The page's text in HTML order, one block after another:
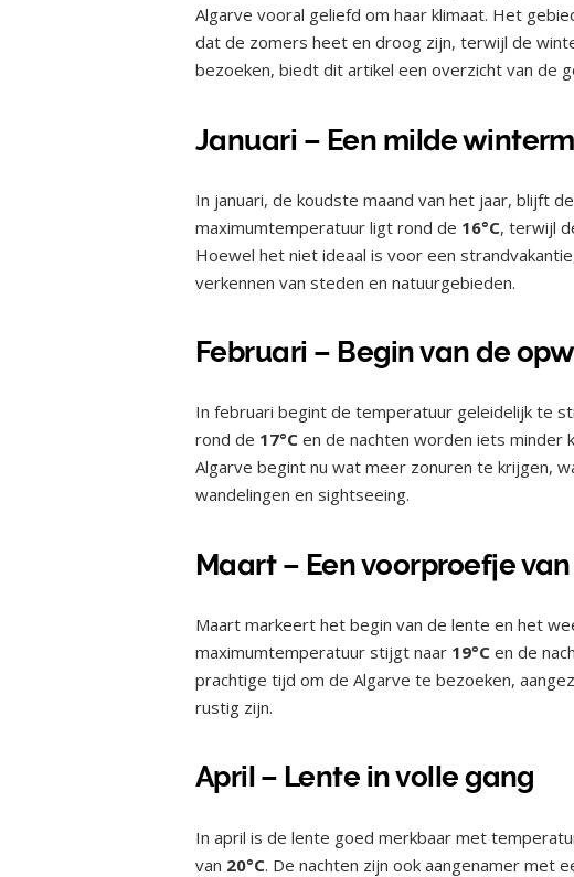
Algarve vooral geliefd om haar klimaat. Het
dat de zomers heet en droog zijn, terwijl de
bezoeken, biedt dit artikel een overzicht van de
Januari – Een milde
In januari, de koudste maand van het jaar, blijft
maximumtemperatuur ligt rond de 16°C, terwijl
Hoewel het niet ideaal is voor een
verkennen van steden en natuurgebieden.
Februari – Begin van de
In februari begint de temperatuur geleidelijk te
rond de 17°C en de nachten worden iets minder
Algarve begint nu wat meer zonuren te krijgen,
wandelingen en sightseeing.
Maart – Een voorproefje
Maart markeert het begin van de lente en het
maximumtemperatuur stijgt naar 19°C en de
prachtige tijd om de Algarve te bezoeken,
rustig zijn.
April – Lente in volle gang
In april is de lente goed merkbaar met
van 20°C. De nachten zijn ook aangenamer met